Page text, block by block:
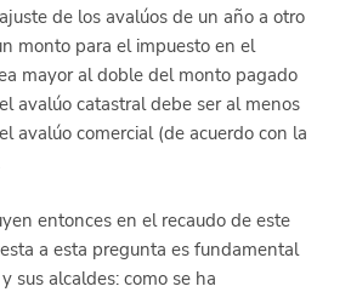
de los avalúos de un año a otro
monto para el impuesto en el
mayor al doble del monto pagado
avalúo catastral debe ser al menos
avalúo comercial (de acuerdo con la
entonces en el recaudo de este
a esta pregunta es fundamental
sus alcaldes: como se ha